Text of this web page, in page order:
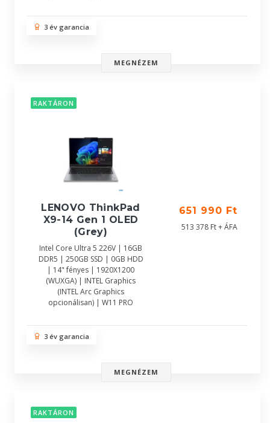
3 év garancia
MEGNÉZEM
RAKTÁRON
LENOVO ThinkPad
X9-14 Gen 1 OLED
(Grey)
Intel Core Ultra 5 226V | 16GB
DDR5 | 250GB SSD | 0GB HDD
| 14" fényes | 1920X1200
(WUXGA) | INTEL Graphics
(INTEL Arc Graphics
opcionálisan) | W11 PRO
651 990 Ft
513 378 Ft + ÁFA
3 év garancia
MEGNÉZEM
RAKTÁRON